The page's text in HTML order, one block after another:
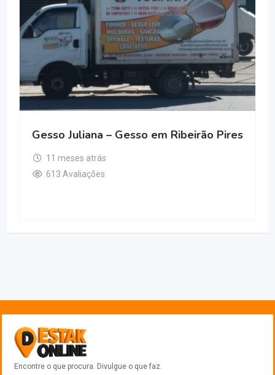
Gesso Juliana – Gesso em Ribeirão Pires
11 meses atrás
613 Avaliações
Encontre o que procura. Divulgue o que faz.